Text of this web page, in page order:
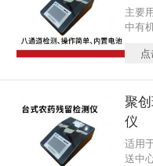
主要
中有
聚
仪
适用
送中